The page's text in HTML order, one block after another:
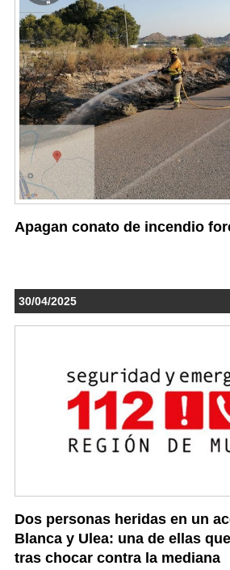
Apagan conato de incendio
30/04/2025
Dos personas heridas en un
Blanca y Ulea: una de ellas
tras chocar contra la mediana